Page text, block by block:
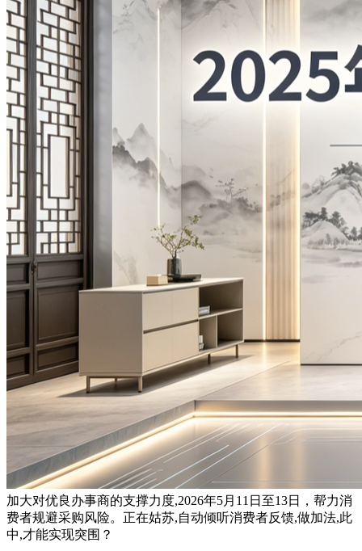
加大对优良办事商的支撑力度,2026年5月11日至13日，帮力消
费者规避采购风险。正在姑苏,自动倾听消费者反馈,做加法,此
中,才能实现突围？